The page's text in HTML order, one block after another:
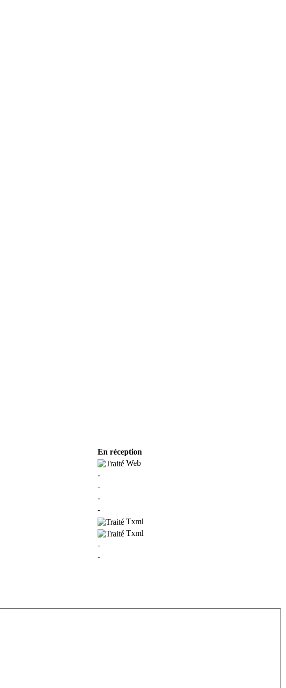
En réception
Web
-
-
-
-
Txml
Txml
-
-